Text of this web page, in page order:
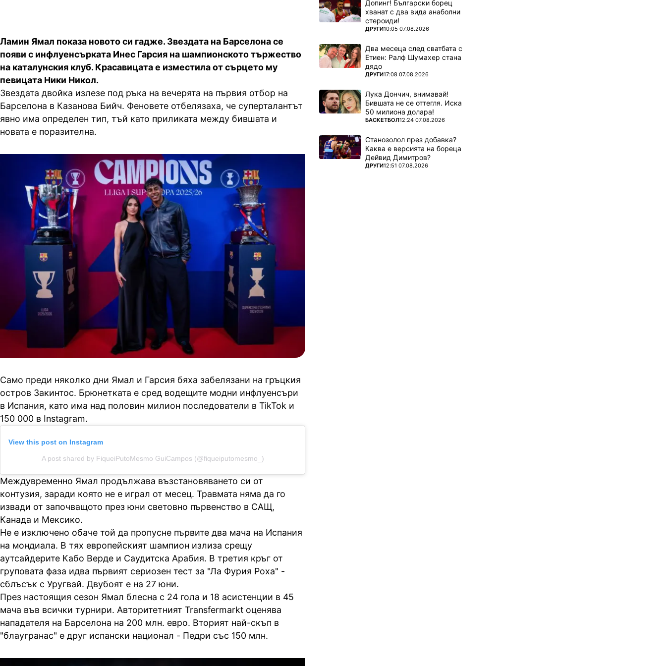
Ламин Ямал показа новото си гадже. Звездата на Барселона се
появи с инфлуенсърката Инес Гарсия на шампионското тържество
на каталунския клуб. Красавицата е изместила от сърцето му
певицата Ники Никол.
Звездата двойка излезе под ръка на вечерята на първия отбор на
Барселона в Казанова Бийч. Феновете отбелязаха, че суперталантът
явно има определен тип, тъй като приликата между бившата и
новата е поразителна.
Само преди няколко дни Ямал и Гарсия бяха забелязани на гръцкия
остров Закинтос. Брюнетката е сред водещите модни инфлуенсъри
в Испания, като има над половин милион последователи в TikTok и
150 000 в Instagram.
View this post on Instagram
A post shared by FiqueiPutoMesmo GuiCampos (@fiqueiputomesmo_)
Междувременно Ямал продължава възстановяването си от
контузия, заради която не е играл от месец. Травмата няма да го
извади от започващото през юни световно първенство в САЩ,
Канада и Мексико.
Не е изключено обаче той да пропусне първите два мача на Испания
на мондиала. В тях европейският шампион излиза срещу
аутсайдерите Кабо Верде и Саудитска Арабия. В третия кръг от
груповата фаза идва първият сериозен тест за "Ла Фурия Роха" -
сблъсък с Уругвай. Двубоят е на 27 юни.
През настоящия сезон Ямал блесна с 24 гола и 18 асистенции в 45
мача във всички турнири. Авторитетният Transfermarkt оценява
нападателя на Барселона на 200 млн. евро. Вторият най-скъп в
"блаугранас" е друг испански национал - Педри със 150 млн.
Допинг! Български борец
хванат с два вида анаболни
стероиди!
ПОВЕЧЕ ОТ
ДРУГИ10:05 07.08.2026
Два месеца след сватбата с
Етиен: Ралф Шумахер стана
дядо
ПОВЕЧЕ ОТ
ДРУГИ17:08 07.08.2026
Лука Дончич, внимавай!
Бившата не се оттегля. Иска
50 милиона долара!
ПОВЕЧЕ ОТ
БАСКЕТБОЛ12:24 07.08.2026
Станозолол през добавка?
Каква е версията на бореца
Дейвид Димитров?
ПОВЕЧЕ ОТ
ДРУГИ12:51 07.08.2026